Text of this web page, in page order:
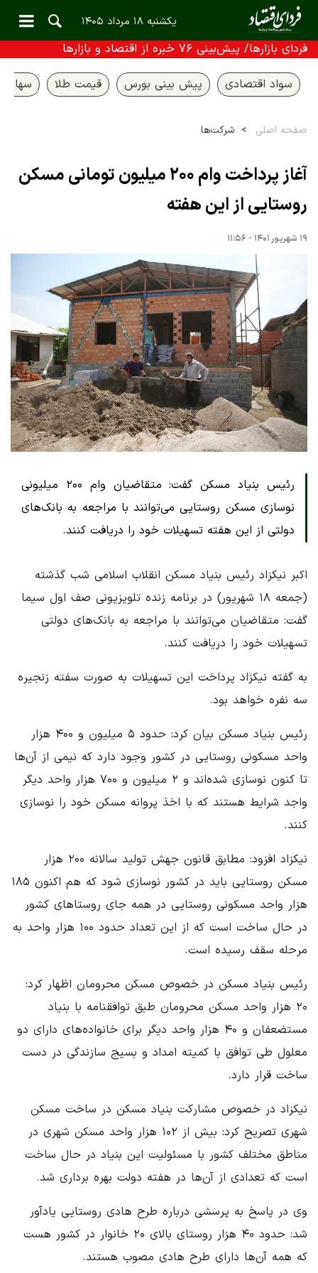
یکشنبه ۱۸ مرداد ۱۴۰۵
فردای بازارها/ پیش‌بینی ۷۶ خبره از اقتصاد و بازارها
سواد اقتصادی پیش بینی بورس قیمت طلا سهام
صفحه اصلی شرکت‌ها
آغاز پرداخت وام ۲۰۰ میلیون تومانی مسکن
روستایی از این هفته
۱۹ شهریور ۱۴۰۱ - ۱۱:۵۶
رئیس بنیاد مسکن گفت: متقاضیان وام ۲۰۰ میلیونی
نوسازی مسکن روستایی می‌توانند با مراجعه به بانک‌های
دولتی از این هفته تسهیلات خود را دریافت کنند.
اکبر نیکزاد رئیس بنیاد مسکن انقلاب اسلامی شب گذشته
(جمعه ۱۸ شهریور) در برنامه زنده تلویزیونی صف اول سیما
گفت: متقاضیان می‌توانند با مراجعه به بانک‌های دولتی
تسهیلات خود را دریافت کنند.
به گفته نیکزاد پرداخت این تسهیلات به صورت سفته زنجیره
سه نفره خواهد بود.
رئیس بنیاد مسکن بیان کرد: حدود ۵ میلیون و ۴۰۰ هزار
واحد مسکونی روستایی در کشور وجود دارد که نیمی از آن‌ها
تا کنون نوسازی شده‌اند و ۲ میلیون و ۷۰۰ هزار واحد دیگر
واجد شرایط هستند که با اخذ پروانه مسکن خود را نوسازی
کنند.
نیکزاد افزود: مطابق قانون جهش تولید سالانه ۲۰۰ هزار
مسکن روستایی باید در کشور نوسازی شود که هم اکنون ۱۸۵
هزار واحد مسکونی روستایی در همه جای روستاهای کشور
در حال ساخت است که از این تعداد حدود ۱۰۰ هزار واحد به
مرحله سقف رسیده است.
رئیس بنیاد مسکن در خصوص مسکن محرومان اظهار کرد:
۲۰ هزار واحد مسکن محرومان طبق توافقنامه با بنیاد
مستضعفان و ۴۰ هزار واحد دیگر برای خانواده‌های دارای دو
معلول طی توافق با کمیته امداد و بسیج سازندگی در دست
ساخت قرار دارد.
نیکزاد در خصوص مشارکت بنیاد مسکن در ساخت مسکن
شهری تصریح کرد: بیش از ۱۰۲ هزار واحد مسکن شهری در
مناطق مختلف کشور با مسئولیت این بنیاد در حال ساخت
است که تعدادی از آن‌ها در هفته دولت بهره برداری شد.
وی در پاسخ به پرسشی درباره طرح هادی روستایی یادآور
شد: حدود ۴۰ هزار روستای بالای ۲۰ خانوار در کشور هست
که همه آن‌ها دارای طرح هادی مصوب هستند.